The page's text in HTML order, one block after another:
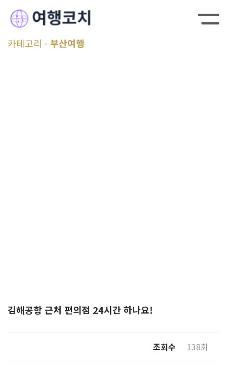
카테고리 부산여행
김해공항 근처 편의점 24시간 하나요!
조회수 138회